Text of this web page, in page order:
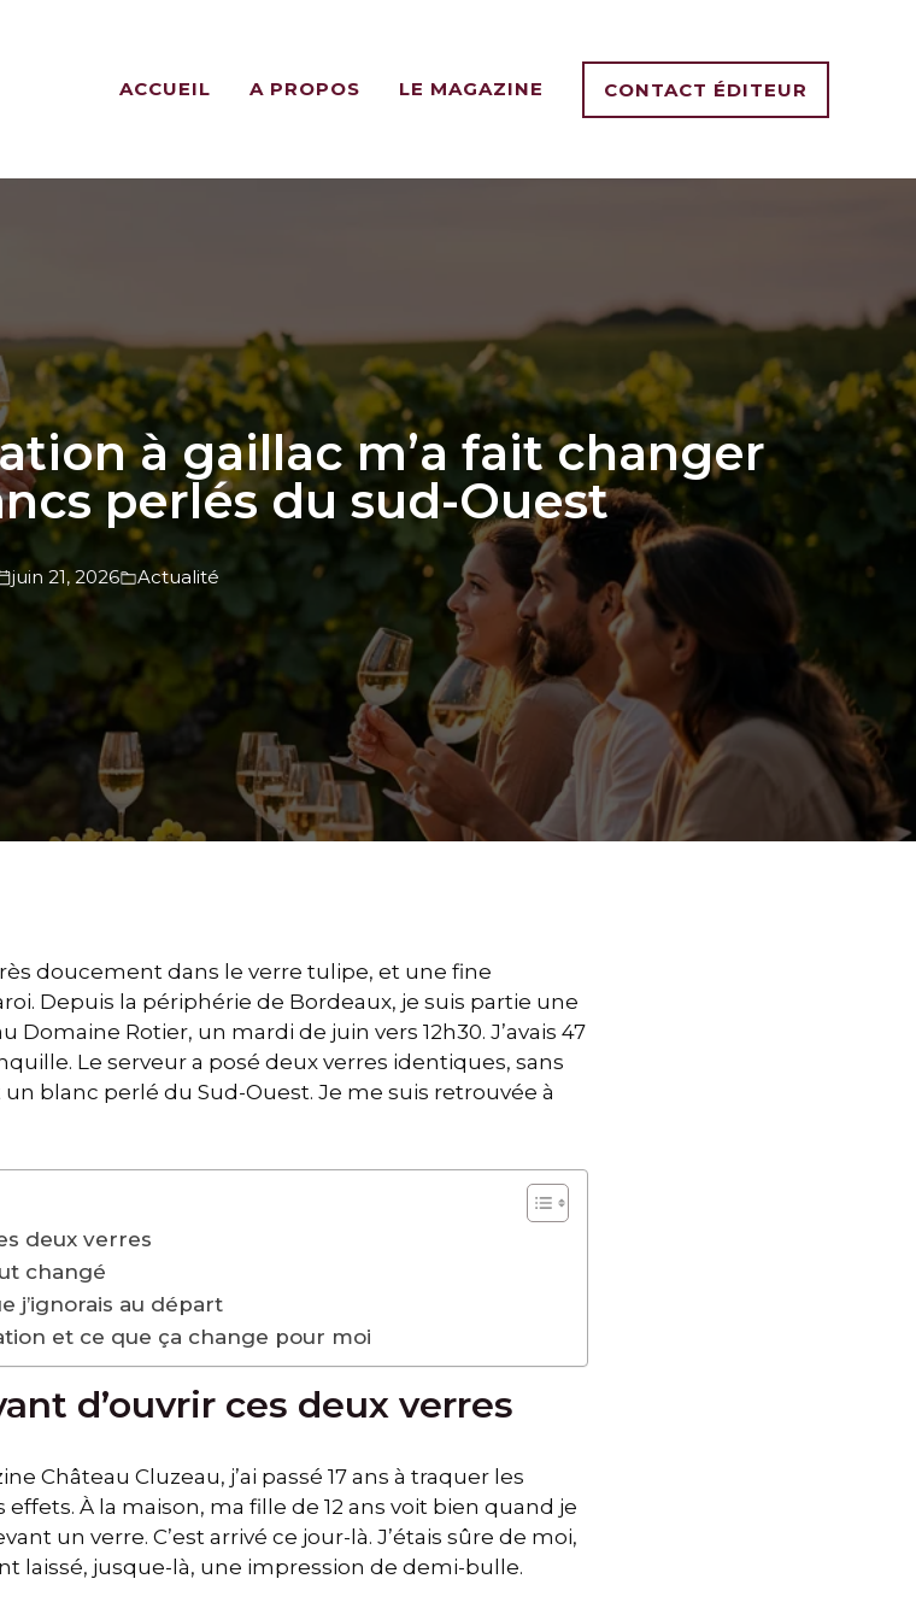
ACCUEIL A PROPOS LE MAGAZINE CONTACT ÉDITEUR
à gaillac m’a fait changer
perlés du sud-Ouest
juin 21, 2026 Actualité
doucement dans le verre tulipe, et une fine
Depuis la périphérie de Bordeaux, je suis partie une
Rotier, un mardi de juin vers 12h30. J’avais 47
Le serveur a posé deux verres identiques, sans
blanc perlé du Sud-Ouest. Je me suis retrouvée à
deux verres
changé
j’ignorais au départ
et ce que ça change pour moi
d’ouvrir ces deux verres
Château Cluzeau, j’ai passé 17 ans à traquer les
À la maison, ma fille de 12 ans voit bien quand je
un verre. C’est arrivé ce jour-là. J’étais sûre de moi,
laissé, jusque-là, une impression de demi-bulle.